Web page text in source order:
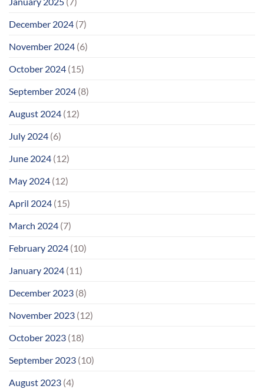
December 2024 (7)
November 2024 (6)
October 2024 (15)
September 2024 (8)
August 2024 (12)
July 2024 (6)
June 2024 (12)
May 2024 (12)
April 2024 (15)
March 2024 (7)
February 2024 (10)
January 2024 (11)
December 2023 (8)
November 2023 (12)
October 2023 (18)
September 2023 (10)
August 2023 (4)